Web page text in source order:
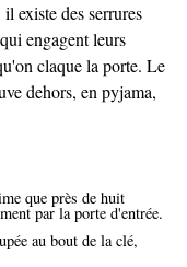
existe des serrures
engagent leurs
claque la porte. Le
dehors, en pyjama,
que près de huit
par la porte d'entrée.
au bout de la clé,